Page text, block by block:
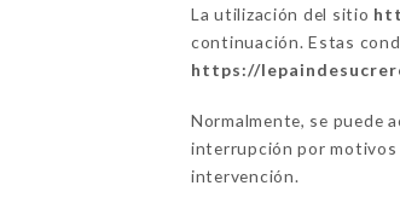
La utilización del sitio
continuación. Estas
https://
Normalmente, se puede
interrupción por motivos
intervención.